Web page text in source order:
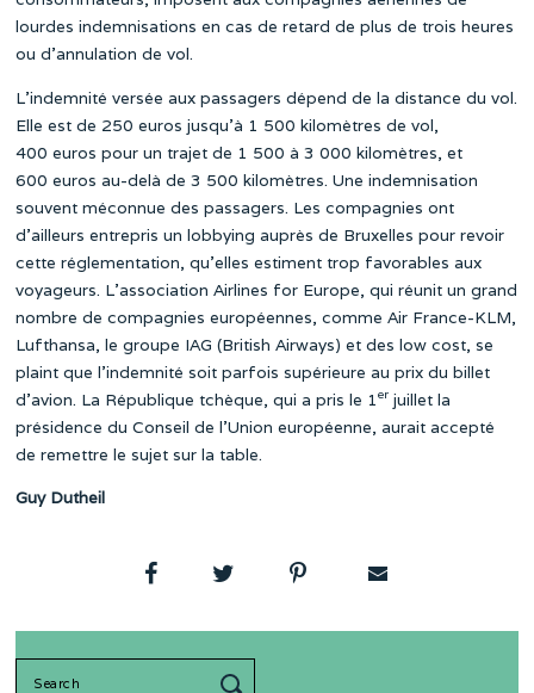
lourdes indemnisations en cas de retard de plus de trois heures
ou d’annulation de vol.
L’indemnité versée aux passagers dépend de la distance du vol.
Elle est de 250 euros jusqu’à 1 500 kilomètres de vol,
400 euros pour un trajet de 1 500 à 3 000 kilomètres, et
600 euros au-delà de 3 500 kilomètres. Une indemnisation
souvent méconnue des passagers. Les compagnies ont
d’ailleurs entrepris un lobbying auprès de Bruxelles pour revoir
cette réglementation, qu’elles estiment trop favorables aux
voyageurs. L’association Airlines for Europe, qui réunit un grand
nombre de compagnies européennes, comme Air France-KLM,
Lufthansa, le groupe IAG (British Airways) et des low cost, se
plaint que l’indemnité soit parfois supérieure au prix du billet
d’avion. La République tchèque, qui a pris le 1er juillet la
présidence du Conseil de l’Union européenne, aurait accepté
de remettre le sujet sur la table.
Guy Dutheil